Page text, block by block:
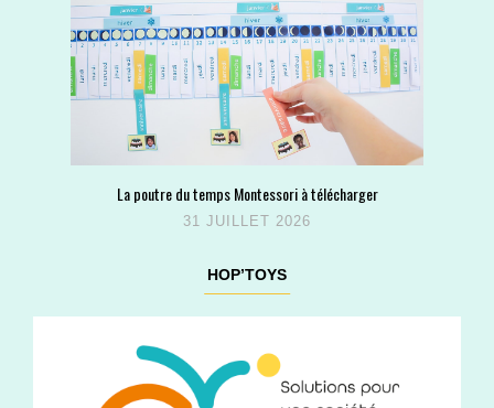
La poutre du temps Montessori à télécharger
31 JUILLET 2026
HOP’TOYS